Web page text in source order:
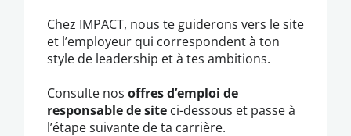
Chez IMPACT, nous te guiderons vers le site
et l’employeur qui correspondent à ton
style de leadership et à tes ambitions.
Consulte nos offres d’emploi de
responsable de site ci-dessous et passe à
l’étape suivante de ta carrière.